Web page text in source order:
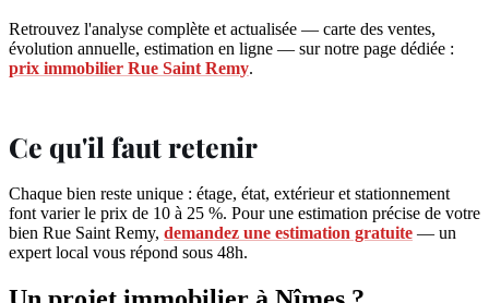
Retrouvez l'analyse complète et actualisée — carte des ventes,
évolution annuelle, estimation en ligne — sur notre page dédiée :
prix immobilier Rue Saint Remy.
Ce qu'il faut retenir
Chaque bien reste unique : étage, état, extérieur et stationnement
font varier le prix de 10 à 25 %. Pour une estimation précise de votre
bien Rue Saint Remy, demandez une estimation gratuite — un
expert local vous répond sous 48h.